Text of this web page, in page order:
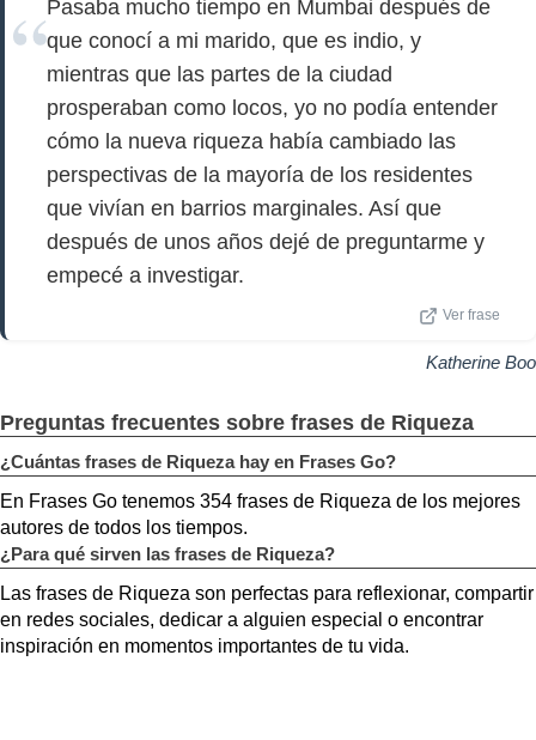
Pasaba mucho tiempo en Mumbai después de
que conocí a mi marido, que es indio, y
mientras que las partes de la ciudad
prosperaban como locos, yo no podía entender
cómo la nueva riqueza había cambiado las
perspectivas de la mayoría de los residentes
que vivían en barrios marginales. Así que
después de unos años dejé de preguntarme y
empecé a investigar.
Ver frase
Katherine Boo
Preguntas frecuentes sobre frases de Riqueza
¿Cuántas frases de Riqueza hay en Frases Go?
En Frases Go tenemos 354 frases de Riqueza de los mejores
autores de todos los tiempos.
¿Para qué sirven las frases de Riqueza?
Las frases de Riqueza son perfectas para reflexionar, compartir
en redes sociales, dedicar a alguien especial o encontrar
inspiración en momentos importantes de tu vida.